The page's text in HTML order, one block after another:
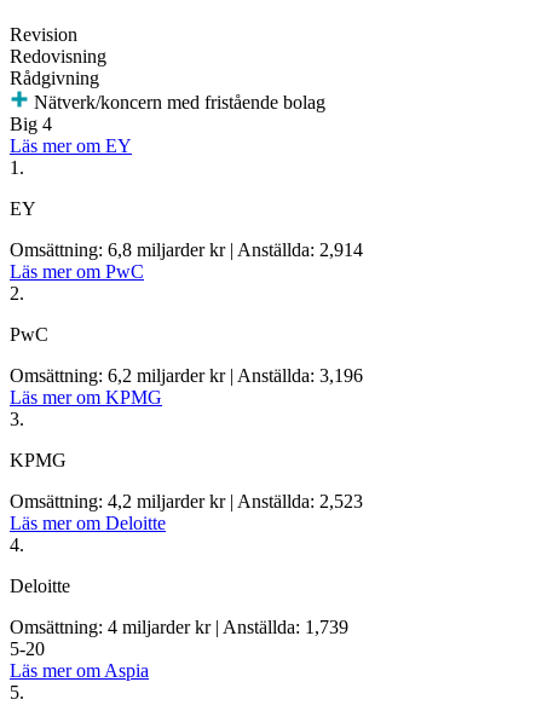
Revision
Redovisning
Rådgivning
Nätverk/koncern med fristående bolag
Big 4
Läs mer om EY
1.
EY
Omsättning: 6,8 miljarder kr | Anställda: 2,914
Läs mer om PwC
2.
PwC
Omsättning: 6,2 miljarder kr | Anställda: 3,196
Läs mer om KPMG
3.
KPMG
Omsättning: 4,2 miljarder kr | Anställda: 2,523
Läs mer om Deloitte
4.
Deloitte
Omsättning: 4 miljarder kr | Anställda: 1,739
5-20
Läs mer om Aspia
5.